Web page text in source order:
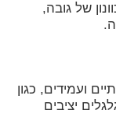
של גובה,
ועמידים, כגון
יציבים